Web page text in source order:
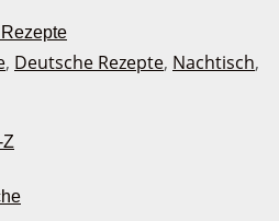
, Deutsche Rezepte, Nachtisch,